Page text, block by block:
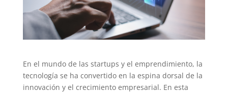
En el mundo de las startups y el emprendimiento, la
tecnología se ha convertido en la espina dorsal de la
innovación y el crecimiento empresarial. En esta